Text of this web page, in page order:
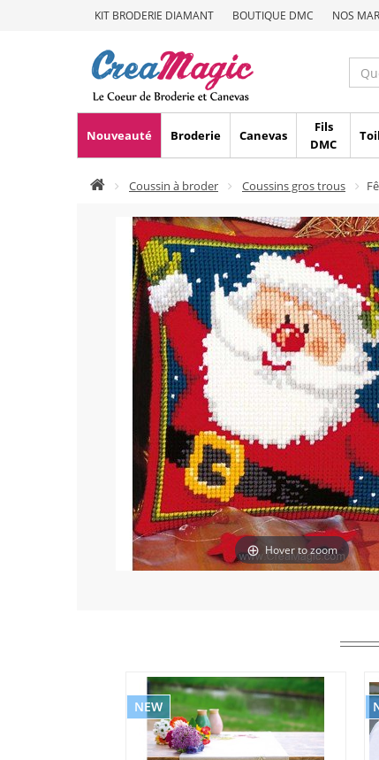
KIT BRODERIE DIAMANT BOUTIQUE DMC NOS
Nouveauté Broderie Canevas
Fils
DMC
Coussin à broder Coussins gros trous
Hover to zoom
NEW